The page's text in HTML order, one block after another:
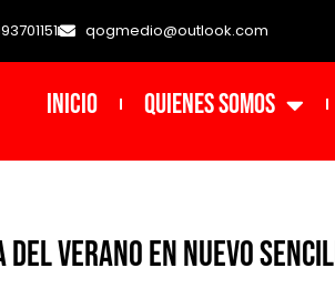
qogmedio@outlook.com
INICIO Quienes Somos
del verano en nuevo